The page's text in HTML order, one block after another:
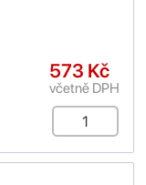
573 Kč
včetně DPH